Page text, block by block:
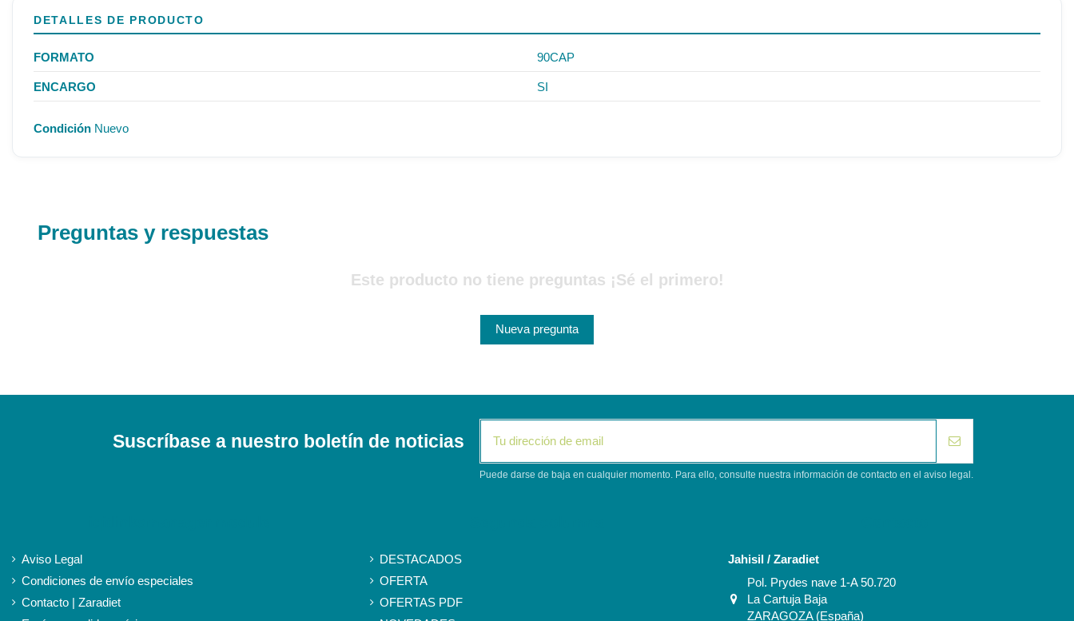
DETALLES DE PRODUCTO
FORMATO 90CAP
ENCARGO SI
Condición Nuevo
Preguntas y respuestas
Este producto no tiene preguntas ¡Sé el primero!
Nueva pregunta
Suscríbase a nuestro boletín de noticias
Puede darse de baja en cualquier momento. Para ello, consulte nuestra información de contacto en el aviso legal.
Aviso Legal
Condiciones de envío especiales
Contacto | Zaradiet
DESTACADOS
OFERTA
OFERTAS PDF
Jahisil / Zaradiet
Pol. Prydes nave 1-A 50.720
La Cartuja Baja
ZARAGOZA (España)